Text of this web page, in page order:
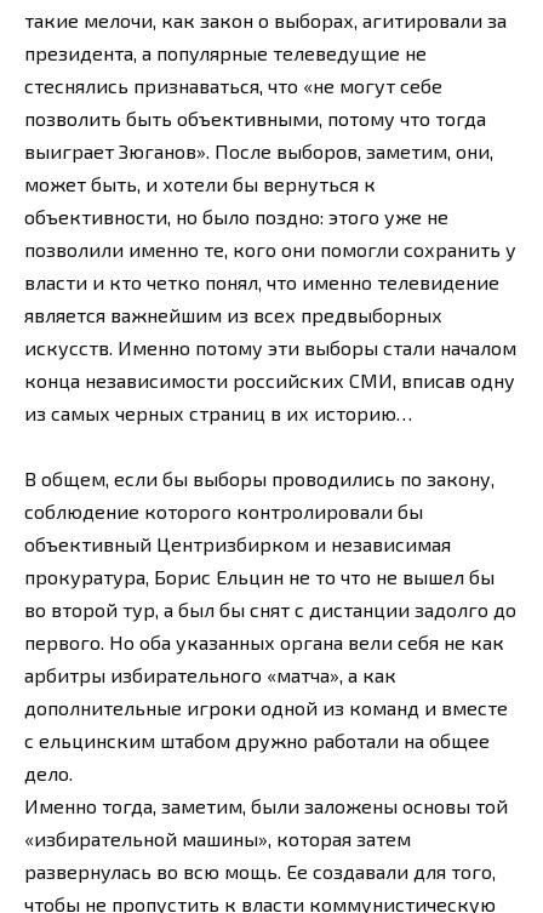
такие мелочи, как закон о выборах, агитировали за
президента, а популярные телеведущие не
стеснялись признаваться, что «не могут себе
позволить быть объективными, потому что тогда
выиграет Зюганов». После выборов, заметим, они,
может быть, и хотели бы вернуться к
объективности, но было поздно: этого уже не
позволили именно те, кого они помогли сохранить у
власти и кто четко понял, что именно телевидение
является важнейшим из всех предвыборных
искусств. Именно потому эти выборы стали началом
конца независимости российских СМИ, вписав одну
из самых черных страниц в их историю…
В общем, если бы выборы проводились по закону,
соблюдение которого контролировали бы
объективный Центризбирком и независимая
прокуратура, Борис Ельцин не то что не вышел бы
во второй тур, а был бы снят с дистанции задолго до
первого. Но оба указанных органа вели себя не как
арбитры избирательного «матча», а как
дополнительные игроки одной из команд и вместе
с ельцинским штабом дружно работали на общее
дело.
Именно тогда, заметим, были заложены основы той
«избирательной машины», которая затем
развернулась во всю мощь. Ее создавали для того,
чтобы не пропустить к власти коммунистическую